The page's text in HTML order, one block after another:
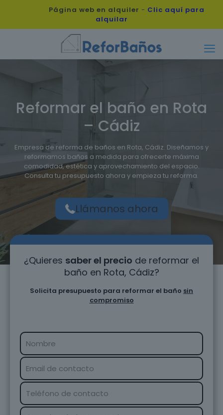
Página web en alquiler - Clic aquí para
alquilar
Reformar el baño en Rota
– Cádiz
Empresa de reforma de baños en Rota, Cádiz. Diseñamos y
reformamos baños a medida para ofrecerte máxima
comodidad, estética y aprovechamiento del espacio.
Consulta tu presupuesto ahora y empieza tu reforma.
Llámanos ahora
¿Quieres saber el precio de reformar el
baño en Rota, Cádiz?
Solicita presupuesto para reformar el baño sin
compromiso